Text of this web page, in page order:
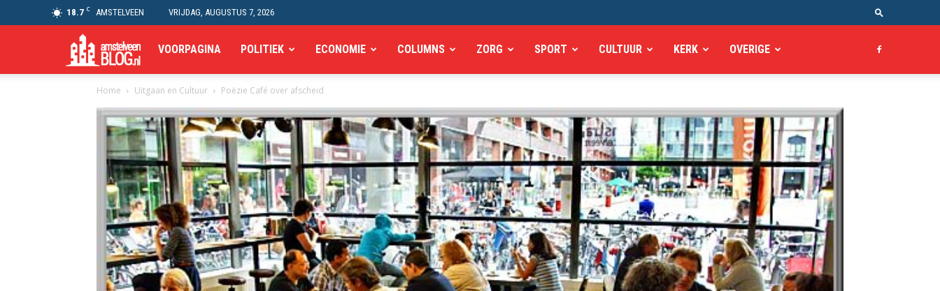
18.7 C AMSTELVEEN VRIJDAG, AUGUSTUS 7, 2026
Amstelveen
Blog
VOORPAGINA POLITIEK ECONOMIE COLUMNS ZORG SPORT CULTUUR KERK OVERIGE
Home Uitgaan en Cultuur Poëzie Café over afscheid